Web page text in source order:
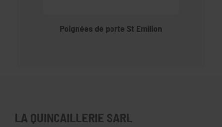
Poignées de porte St Emilion
LA QUINCAILLERIE SARL